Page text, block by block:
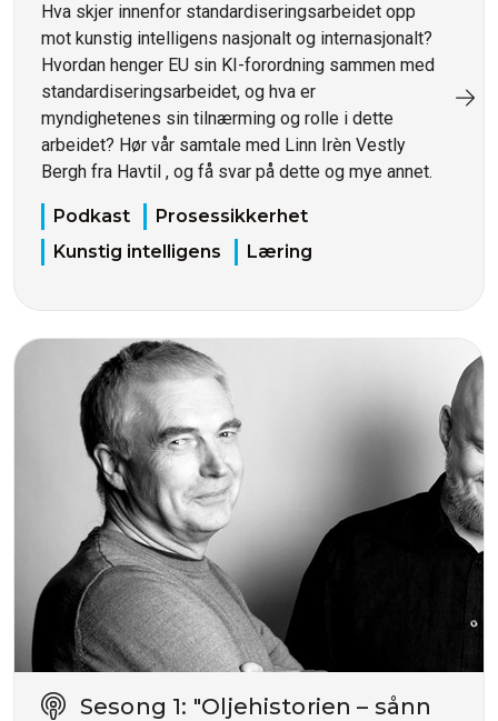
Hva skjer innenfor standardiseringsarbeidet opp
mot kunstig intelligens nasjonalt og internasjonalt?
Hvordan henger EU sin KI-forordning sammen med
standardiseringsarbeidet, og hva er
myndighetenes sin tilnærming og rolle i dette
arbeidet? Hør vår samtale med Linn Irèn Vestly
Bergh fra Havtil , og få svar på dette og mye annet.
Podkast
Prosessikkerhet
Kunstig intelligens
Læring
Sesong 1: "Oljehistorien – sånn